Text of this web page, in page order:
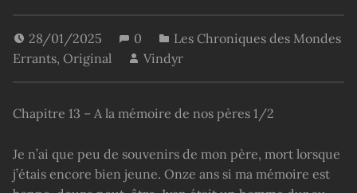
28/01/2025 0
Les Chroniques des Mondes
Errants, Original Vindyr
Chapitre 13 – A la mémoire de nos pères 1/2
Je n’ai que peu de souvenirs de mon père, mort lorsque
j’étais encore bien jeune. Onze ans si ma mémoire est